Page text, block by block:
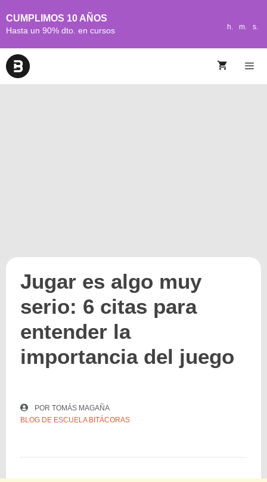
CUMPLIMOS 10 AÑOS
Hasta un 90% dto. en cursos h. m. s.
Jugar es algo muy
serio: 6 citas para
entender la
importancia del juego
POR TOMÁS MAGAÑA
BLOG DE ESCUELA BITÁCORAS